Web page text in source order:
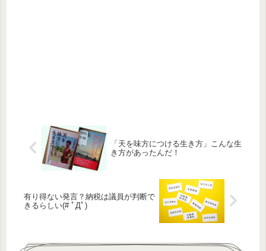
「天を味方につける生き方」こんな生
き方があったんだ！
有り得ない発言？納税は議員が判断で
きるらしい(# ﾟДﾟ)